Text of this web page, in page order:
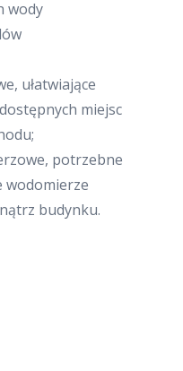
wody
ułatwiające
miejsc
potrzebne
wodomierze
budynku.